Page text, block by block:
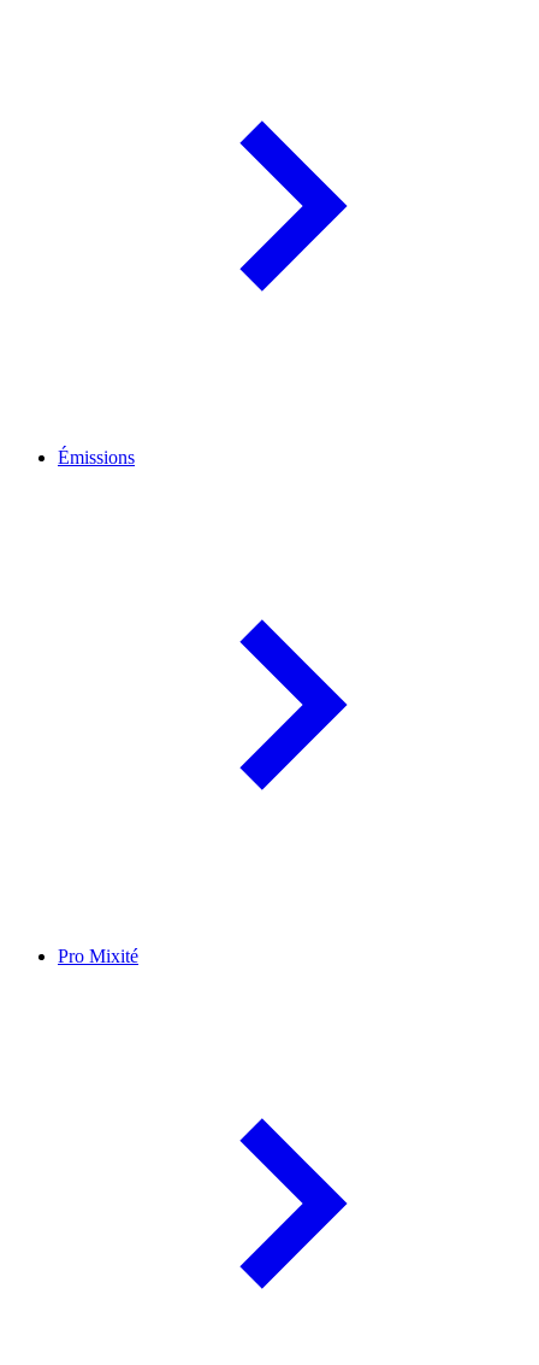
Émissions
Pro Mixité